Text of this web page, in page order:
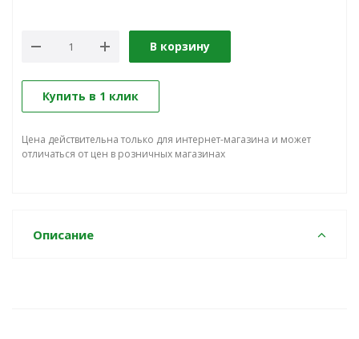
В корзину
Купить в 1 клик
Цена действительна только для интернет-магазина и может
отличаться от цен в розничных магазинах
Описание